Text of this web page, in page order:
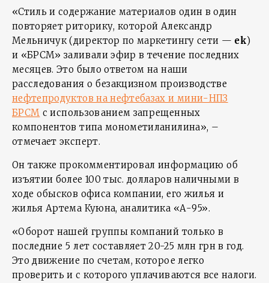
«Стиль и содержание материалов один в один
повторяет риторику, которой Александр
Мельничук (директор по маркетингу сети — ek)
и «БРСМ» заливали эфир в течение последних
месяцев. Это было ответом на наши
расследования о безакцизном производстве
нефтепродуктов на нефтебазах и мини-НПЗ
БРСМ с использованием запрещенных
компонентов типа монометиланилина», –
отмечает эксперт.
Он также прокомментировал информацию об
изъятии более 100 тыс. долларов наличными в
ходе обысков офиса компании, его жилья и
жилья Артема Куюна, аналитика «А-95».
«Оборот нашей группы компаний только в
последние 5 лет составляет 20-25 млн грн в год.
Это движение по счетам, которое легко
проверить и с которого уплачиваются все налоги.